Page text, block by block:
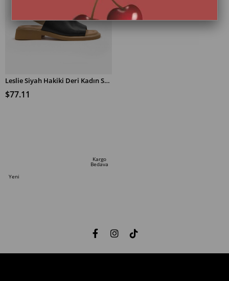
Leslie Siyah Hakiki Deri Kadın Sandalet
$77.11
Kargo
Bedava
Yeni